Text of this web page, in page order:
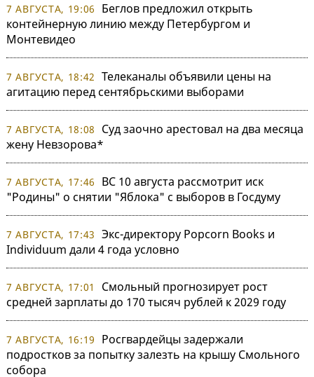
7 АВГУСТА, 19:06
Беглов предложил открыть
контейнерную линию между Петербургом и
Монтевидео
7 АВГУСТА, 18:42 Телеканалы объявили цены на
агитацию перед сентябрьскими выборами
7 АВГУСТА, 18:08
Суд заочно арестовал на два месяца
жену Невзорова*
7 АВГУСТА, 17:46
ВС 10 августа рассмотрит иск
"Родины" о снятии "Яблока" с выборов в Госдуму
7 АВГУСТА, 17:43 Экс-директору Popcorn Books и
Individuum дали 4 года условно
7 АВГУСТА, 17:01
Смольный прогнозирует рост
средней зарплаты до 170 тысяч рублей к 2029 году
7 АВГУСТА, 16:19
Росгвардейцы задержали
подростков за попытку залезть на крышу Смольного
собора